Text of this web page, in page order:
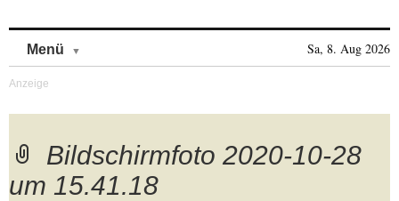
Menü Sa, 8. Aug 2026
Bildschirmfoto 2020-10-28
um 15.41.18